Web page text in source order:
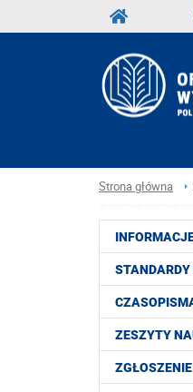
Strona główna
STANDARDY
ZESZYTY